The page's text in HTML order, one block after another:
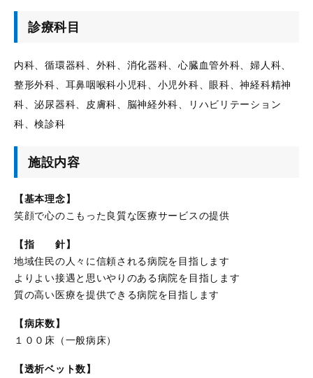
診療科目
内科、循環器科、外科、消化器科、心臓血管外科、婦人科、
整形外科、耳鼻咽喉科小児科、小児外科、眼科、神経科精神
科、泌尿器科、皮膚科、脳神経外科、リハビリテーション
科、検診科
施設内容
【基本理念】
笑顔で心のこもった良質な医療サービスの提供
【指 針】
地域住民の人々に信頼される病院を目指します
よりよい接遇と思いやりのある病院を目指します
質の高い医療を提供できる病院を目指します
【病床数】
１００床（一般病床）
【透析ベット数】